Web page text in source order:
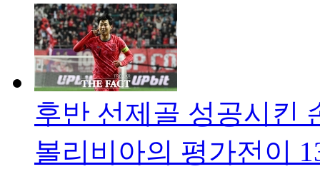
후반 선제골 성공시킨
볼리비아의 평가전이